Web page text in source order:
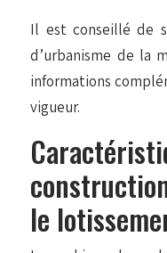
Il est conseillé de
d’urbanisme de la
informations
vigueur.
le